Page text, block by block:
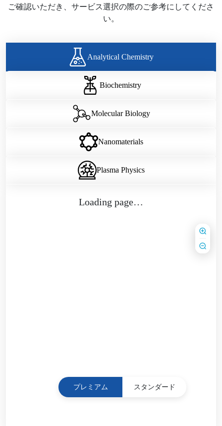
ご確認いただき、サービス選択の際のご参考にしてくださ
い。
Analytical Chemistry
Biochemistry
Molecular Biology
Nanomaterials
Plasma Physics
プレミアム スタンダード
Loading page…